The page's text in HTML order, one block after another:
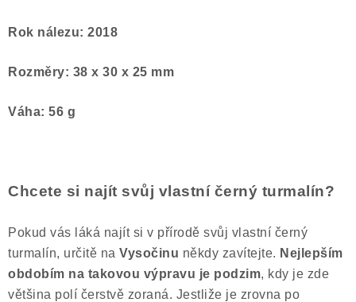
Rok nálezu: 2018
Rozměry: 38 x 30 x 25 mm
Váha: 56 g
Chcete si najít svůj vlastní černý turmalín?
Pokud vás láká najít si v přírodě svůj vlastní černý
turmalín, určitě na Vysočinu někdy zavítejte. Nejlepším
obdobím na takovou výpravu je podzim, kdy je zde
většina polí čerstvě zoraná. Jestliže je zrovna po